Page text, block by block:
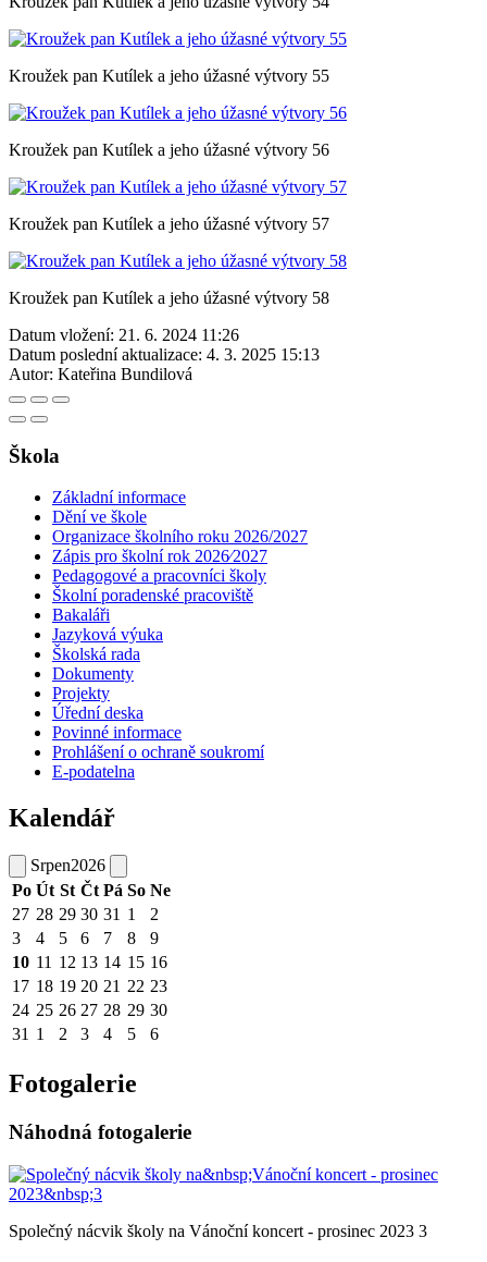
Kroužek pan Kutílek a jeho úžasné výtvory 55
Kroužek pan Kutílek a jeho úžasné výtvory 56
Kroužek pan Kutílek a jeho úžasné výtvory 57
Kroužek pan Kutílek a jeho úžasné výtvory 58
Datum vložení: 21. 6. 2024 11:26
Datum poslední aktualizace: 4. 3. 2025 15:13
Autor: Kateřina Bundilová
Škola
Základní informace
Dění ve škole
Organizace školního roku 2026/2027
Zápis pro školní rok 2026⁄2027
Pedagogové a pracovníci školy
Školní poradenské pracoviště
Bakaláři
Jazyková výuka
Školská rada
Dokumenty
Projekty
Úřední deska
Povinné informace
Prohlášení o ochraně soukromí
E-podatelna
Kalendář
Srpen2026
Po Út St Čt Pá So Ne
27 28 29 30 31 1
2
3
4 5 6 7 8
9
10 11 12 13 14 15 16
17 18 19 20 21 22 23
24 25 26 27 28 29 30
31 1 2 3 4 5 6
Fotogalerie
Náhodná fotogalerie
Společný nácvik školy na Vánoční koncert - prosinec 2023 3